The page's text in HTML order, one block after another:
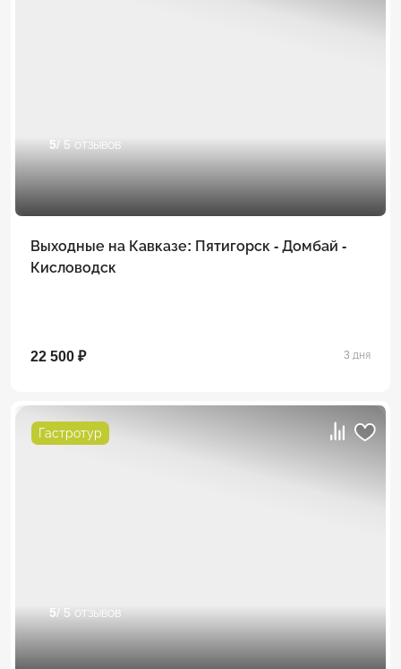
5/ 5 отзывов
Выходные на Кавказе: Пятигорск - Домбай -
Кисловодск
22 500 ₽ 3 дня
Гастротур
5/ 5 отзывов